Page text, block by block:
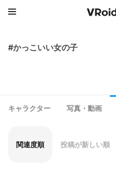
#かっこいい女の子
キャラクター 写真・動画
関連度順 投稿が新しい順